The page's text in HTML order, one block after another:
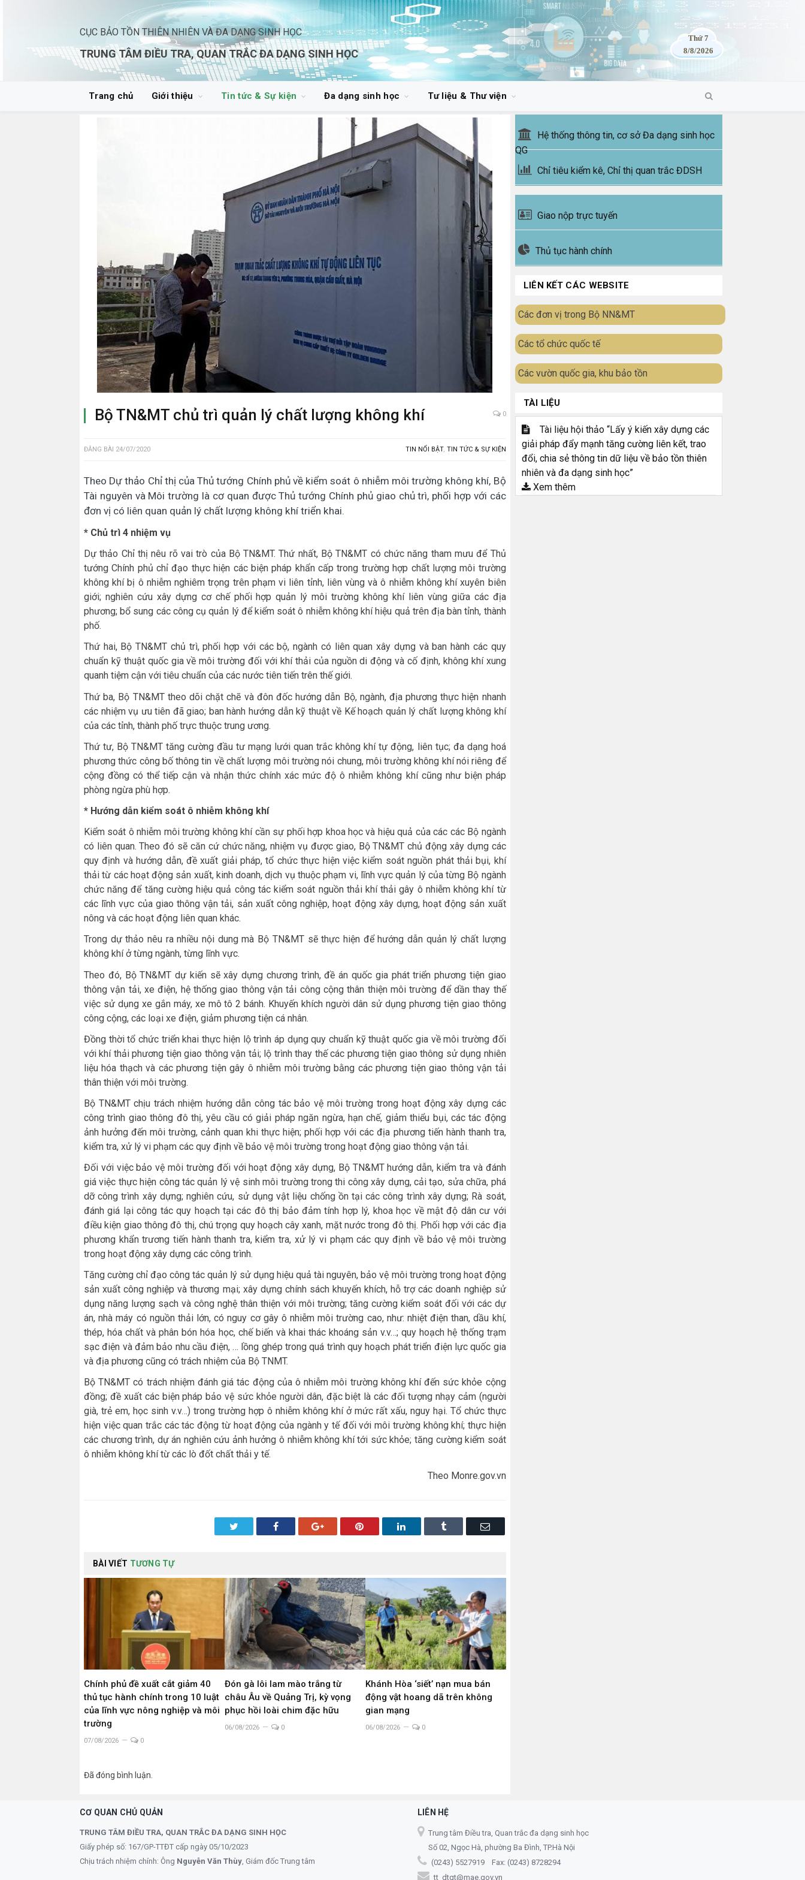
CỤC BẢO TỒN THIÊN NHIÊN VÀ ĐA DẠNG SINH HỌC
TRUNG TÂM ĐIỀU TRA, QUAN TRẮC ĐA DẠNG SINH HỌC
Thứ 7
8/8/2026
Trang chủ Giới thiệu Tin tức & Sự kiện Đa dạng sinh học Tư liệu & Thư viện
Bộ TN&MT chủ trì quản lý chất lượng không khí 0
ĐĂNG BÀI 24/07/2020 TIN NỔI BẬT, TIN TỨC & SỰ KIỆN
Theo Dự thảo Chỉ thị của Thủ tướng Chính phủ về kiểm soát ô nhiễm môi trường không khí, Bộ
Tài nguyên và Môi trường là cơ quan được Thủ tướng Chính phủ giao chủ trì, phối hợp với các
đơn vị có liên quan quản lý chất lượng không khí triển khai.
* Chủ trì 4 nhiệm vụ
Dự thảo Chỉ thị nêu rõ vai trò của Bộ TN&MT. Thứ nhất, Bộ TN&MT có chức năng tham mưu để Thủ
tướng Chính phủ chỉ đạo thực hiện các biện pháp khẩn cấp trong trường hợp chất lượng môi trường
không khí bị ô nhiễm nghiêm trọng trên phạm vi liên tỉnh, liên vùng và ô nhiễm không khí xuyên biên
giới; nghiên cứu xây dựng cơ chế phối hợp quản lý môi trường không khí liên vùng giữa các địa
phương; bổ sung các công cụ quản lý để kiểm soát ô nhiễm không khí hiệu quả trên địa bàn tỉnh, thành
phố.
Thứ hai, Bộ TN&MT chủ trì, phối hợp với các bộ, ngành có liên quan xây dựng và ban hành các quy
chuẩn kỹ thuật quốc gia về môi trường đối với khí thải của nguồn di động và cố định, không khí xung
quanh tiệm cận với tiêu chuẩn của các nước tiên tiến trên thế giới.
Thứ ba, Bộ TN&MT theo dõi chặt chẽ và đôn đốc hướng dẫn Bộ, ngành, địa phương thực hiện nhanh
các nhiệm vụ ưu tiên đã giao; ban hành hướng dẫn kỹ thuật về Kế hoạch quản lý chất lượng không khí
của các tỉnh, thành phố trực thuộc trung ương.
Thứ tư, Bộ TN&MT tăng cường đầu tư mạng lưới quan trắc không khí tự động, liên tục; đa dạng hoá
phương thức công bố thông tin về chất lượng môi trường nói chung, môi trường không khí nói riêng để
cộng đồng có thể tiếp cận và nhận thức chính xác mức độ ô nhiễm không khí cũng như biện pháp
phòng ngừa phù hợp.
* Hướng dẫn kiểm soát ô nhiễm không khí
Kiểm soát ô nhiễm môi trường không khí cần sự phối hợp khoa học và hiệu quả của các các Bộ ngành
có liên quan. Theo đó sẽ căn cứ chức năng, nhiệm vụ được giao, Bộ TN&MT chủ động xây dựng các
quy định và hướng dẫn, đề xuất giải pháp, tổ chức thực hiện việc kiểm soát nguồn phát thải bụi, khí
thải từ các hoạt động sản xuất, kinh doanh, dịch vụ thuộc phạm vi, lĩnh vực quản lý của từng Bộ ngành
chức năng để tăng cường hiệu quả công tác kiểm soát nguồn thải khí thải gây ô nhiễm không khí từ
các lĩnh vực của giao thông vận tải, sản xuất công nghiệp, hoạt động xây dựng, hoạt động sản xuất
nông và các hoạt động liên quan khác.
Trong dự thảo nêu ra nhiều nội dung mà Bộ TN&MT sẽ thực hiện để hướng dẫn quản lý chất lượng
không khí ở từng ngành, từng lĩnh vực.
Theo đó, Bộ TN&MT dự kiến sẽ xây dựng chương trình, đề án quốc gia phát triển phương tiện giao
thông vận tải, xe điện, hệ thống giao thông vận tải công cộng thân thiện môi trường để dần thay thế
việc sử dụng xe gắn máy, xe mô tô 2 bánh. Khuyến khích người dân sử dụng phương tiện giao thông
công cộng, các loại xe điện, giảm phương tiện cá nhân.
Đồng thời tổ chức triển khai thực hiện lộ trình áp dụng quy chuẩn kỹ thuật quốc gia về môi trường đối
với khí thải phương tiện giao thông vận tải; lộ trình thay thế các phương tiện giao thông sử dụng nhiên
liệu hóa thạch và các phương tiện gây ô nhiễm môi trường bằng các phương tiện giao thông vận tải
thân thiện với môi trường.
Bộ TN&MT chịu trách nhiệm hướng dẫn công tác bảo vệ môi trường trong hoạt động xây dựng các
công trình giao thông đô thị, yêu cầu có giải pháp ngăn ngừa, hạn chế, giảm thiểu bụi, các tác động
ảnh hưởng đến môi trường, cảnh quan khi thực hiện; phối hợp với các địa phương tiến hành thanh tra,
kiểm tra, xử lý vi phạm các quy định về bảo vệ môi trường trong hoạt động giao thông vận tải.
Đối với việc bảo vệ môi trường đối với hoạt động xây dựng, Bộ TN&MT hướng dẫn, kiểm tra và đánh
giá việc thực hiện công tác quản lý vệ sinh môi trường trong thi công xây dựng, cải tạo, sửa chữa, phá
dỡ công trình xây dựng; nghiên cứu, sử dụng vật liệu chống ồn tại các công trình xây dựng; Rà soát,
đánh giá lại công tác quy hoạch tại các đô thị bảo đảm tính hợp lý, khoa học về mật độ dân cư với
điều kiện giao thông đô thị, chú trọng quy hoạch cây xanh, mặt nước trong đô thị. Phối hợp với các địa
phương khẩn trương tiến hành thanh tra, kiểm tra, xử lý vi phạm các quy định về bảo vệ môi trường
trong hoạt động xây dựng các công trình.
Tăng cường chỉ đạo công tác quản lý sử dụng hiệu quả tài nguyên, bảo vệ môi trường trong hoạt động
sản xuất công nghiệp và thương mại; xây dựng chính sách khuyến khích, hỗ trợ các doanh nghiệp sử
dụng năng lượng sạch và công nghệ thân thiện với môi trường; tăng cường kiểm soát đối với các dự
án, nhà máy có nguồn thải lớn, có nguy cơ gây ô nhiễm môi trường cao, như: nhiệt điện than, dầu khí,
thép, hóa chất và phân bón hóa học, chế biến và khai thác khoáng sản v.v…; quy hoạch hệ thống trạm
sạc điện và đảm bảo nhu cầu điện, … lồng ghép trong quá trình quy hoạch phát triển điện lực quốc gia
và địa phương cũng có trách nhiệm của Bộ TNMT.
Bộ TN&MT có trách nhiệm đánh giá tác động của ô nhiễm môi trường không khí đến sức khỏe cộng
đồng; đề xuất các biện pháp bảo vệ sức khỏe người dân, đặc biệt là các đối tượng nhạy cảm (người
già, trẻ em, học sinh v.v…) trong trường hợp ô nhiễm không khí ở mức rất xấu, nguy hại. Tổ chức thực
hiện việc quan trắc các tác động từ hoạt động của ngành y tế đối với môi trường không khí; thực hiện
các chương trình, dự án nghiên cứu ảnh hưởng ô nhiễm không khí tới sức khỏe; tăng cường kiểm soát
ô nhiễm không khí từ các lò đốt chất thải y tế.
Theo Monre.gov.vn
Twitter Facebook Google+ Pinterest LinkedIn Tumblr Email
BÀI VIẾT TƯƠNG TỰ
Chính phủ đề xuất cắt giảm 40
thủ tục hành chính trong 10 luật
của lĩnh vực nông nghiệp và môi
trường
07/08/2026 0
Đón gà lôi lam mào trắng từ
châu Âu về Quảng Trị, kỳ vọng
phục hồi loài chim đặc hữu
06/08/2026 0
Khánh Hòa ‘siết’ nạn mua bán
động vật hoang dã trên không
gian mạng
06/08/2026 0
Đã đóng bình luận.
Hệ thống thông tin, cơ sở Đa dạng sinh học
QG
Chỉ tiêu kiểm kê, Chỉ thị quan trắc ĐDSH
Giao nộp trực tuyến
Thủ tục hành chính
LIÊN KẾT CÁC WEBSITE
Các đơn vị trong Bộ NN&MT
Các tổ chức quốc tế
Các vườn quốc gia, khu bảo tồn
TÀI LIỆU
Tài liệu hội thảo “Lấy ý kiến xây dựng các
giải pháp đẩy mạnh tăng cường liên kết, trao
đổi, chia sẻ thông tin dữ liệu về bảo tồn thiên
nhiên và đa dạng sinh học”
Xem thêm
CƠ QUAN CHỦ QUẢN
TRUNG TÂM ĐIỀU TRA, QUAN TRẮC ĐA DẠNG SINH HỌC
Giấy phép số: 167/GP-TTĐT cấp ngày 05/10/2023
Chịu trách nhiệm chính: Ông Nguyễn Văn Thùy, Giám đốc Trung tâm
LIÊN HỆ
Trung tâm Điều tra, Quan trắc đa dạng sinh học
Số 02, Ngọc Hà, phường Ba Đình, TP.Hà Nội
(0243) 5527919 Fax: (0243) 8728294
tt_dtqt@mae.gov.vn